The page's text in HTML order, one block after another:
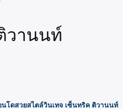
วานนท์
โดสวยสไตล์วินเทจ เซ็นทริค ติวานนท์